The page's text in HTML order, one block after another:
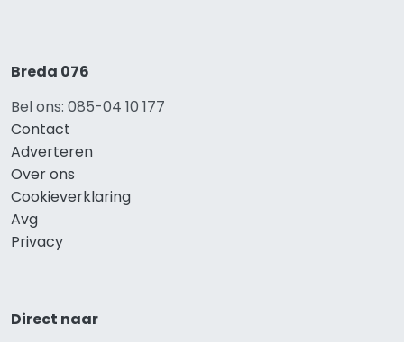
Breda 076
Bel ons: 085-04 10 177
Contact
Adverteren
Over ons
Cookieverklaring
Avg
Privacy
Direct naar